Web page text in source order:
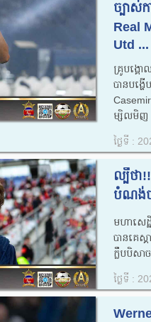
ច្បាស់​
Real
Utd ...
គ្រូបង្គ
បានបង្ហ
ម្សិលមិញ
ថ្ងៃទី :
ល្បីថា
បំណង់​ច
មហាសេ
បាន​គេ​ស្
ក្លឹបបិសា
ថ្ងៃទី :